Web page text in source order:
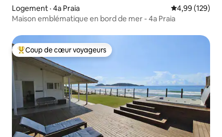
Logement · 4a Praia Note
4,99 (129)
Maison emblématique en bord de mer - 4a Praia
Coup de cœur voyageurs parmi les plus aimés
Coup de cœur voyageurs